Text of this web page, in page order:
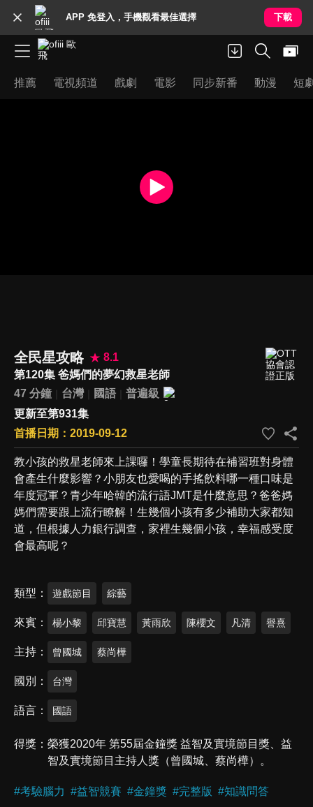
APP 免登入，手機觀看最佳選擇 下載
推薦 電視頻道 戲劇 電影 同步新番 動漫 短
全民星攻略
8.1
第120集 爸媽們的夢幻救星老師
47 分鐘
台灣 國語
普遍級
更新至第931集
首播日期：2019-09-12
教小孩的救星老師來上課囉！學童長期待在補習班對身體
會產生什麼影響？小朋友也愛喝的手搖飲料哪一種口味是
年度冠軍？青少年哈韓的流行語JMT是什麼意思？爸爸媽
媽們需要跟上流行瞭解！生幾個小孩有多少補助大家都知
道，但根據人力銀行調查，家裡生幾個小孩，幸福感受度
會最高呢？
類型 遊戲節目 綜藝
來賓 楊小黎 邱寶慧 黃雨欣 陳櫻文 凡清 譽熹
主持 曾國城 蔡尚樺
國別 台灣
語言 國語
得獎
榮獲2020年 第55屆金鐘獎 益智及實境節目獎、益
智及實境節目主持人獎（曾國城、蔡尚樺）。
#考驗腦力 #益智競賽 #金鐘獎 #完整版 #知識問答